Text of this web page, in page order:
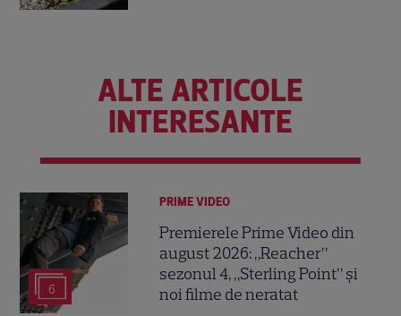
ALTE ARTICOLE
INTERESANTE
6
PRIME VIDEO
Premierele Prime Video din
august 2026: „Reacher”
sezonul 4, „Sterling Point” și
noi filme de neratat